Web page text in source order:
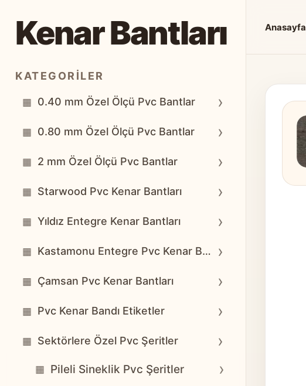
Kenar Bantları
KATEGORILER
▦ 0.40 mm Özel Ölçü Pvc Bantlar ›
▦ 0.80 mm Özel Ölçü Pvc Bantlar ›
▦ 2 mm Özel Ölçü Pvc Bantlar ›
▦ Starwood Pvc Kenar Bantları ›
▦ Yıldız Entegre Kenar Bantları ›
▦ Kastamonu Entegre Pvc Kenar Bantları ›
▦ Çamsan Pvc Kenar Bantları ›
▦ Pvc Kenar Bandı Etiketler ›
▦ Sektörlere Özel Pvc Şeritler ›
▦ Pileli Sineklik Pvc Şeritler ›
Anasayfa